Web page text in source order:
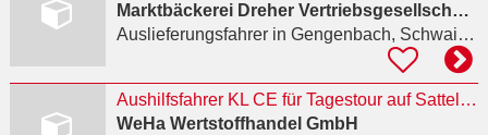
Marktbäckerei Dreher Vertriebsgesellschaft mbH
Auslieferungsfahrerin Gengenbach, Schwaibach
Aushilfsfahrer KL CE für Tagestour auf Sattelzug/Plattform
WeHa Wertstoffhandel GmbH